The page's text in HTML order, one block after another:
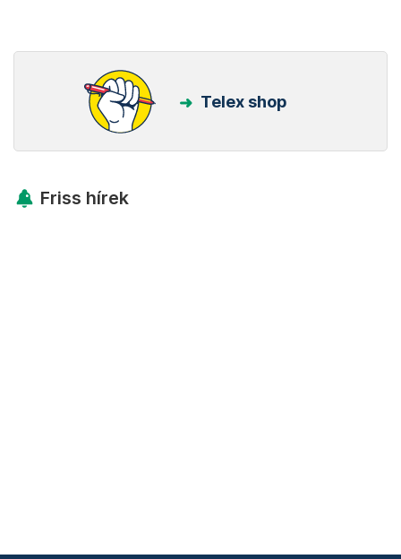
Telex shop
Friss hírek